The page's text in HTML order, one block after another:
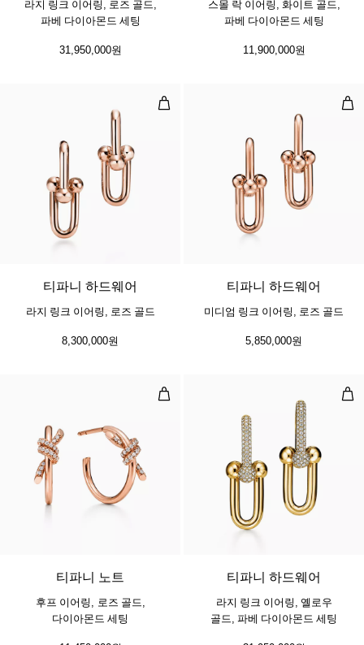
라지 링크 이어링, 로즈 골드,
파베 다이아몬드 세팅
31,950,000원
스몰 락 이어링, 화이트 골드,
파베 다이아몬드 세팅
11,900,000원
라지 링크 이어링, 로즈 골드
2 소재
티파니 하드웨어
라지 링크 이어링, 로즈 골드
8,300,000원
미
티파니 하드웨어
미디엄 링크 이어링, 로즈 골드
5,850,000원
후프 이어링, 로즈 골드, 다이아몬드
3 소재
티파니 노트
후프 이어링, 로즈 골드,
다이아몬드 세팅
라
티파니 하드웨어
라지 링크 이어링, 옐로우
골드, 파베 다이아몬드 세팅